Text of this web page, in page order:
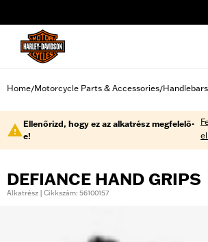
Home/Motorcycle Parts & Accessories/
Ellenőrizd, hogy ez az alkatrész megfelelő-
e!
DEFIANCE HAND GRIPS
Alkatrész | Cikkszám: 56100157